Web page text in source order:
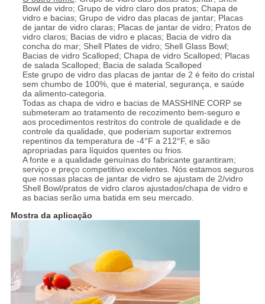
Bowl de vidro; Grupo de vidro claro dos pratos; Chapa de
vidro e bacias; Grupo de vidro das placas de jantar; Placas
de jantar de vidro claras; Placas de jantar de vidro; Pratos de
vidro claros; Bacias de vidro e placas; Bacia de vidro da
concha do mar; Shell Plates de vidro; Shell Glass Bowl;
Bacias de vidro Scalloped; Chapa de vidro Scalloped; Placas
de salada Scalloped; Bacia de salada Scalloped
Este grupo de vidro das placas de jantar de 2 é feito do cristal
sem chumbo de 100%, que é material, segurança, e saúde
da alimento-categoria.
Todas as chapa de vidro e bacias de MASSHINE CORP se
submeteram ao tratamento de recozimento bem-seguro e
aos procedimentos restritos do controle de qualidade e de
controle da qualidade, que poderiam suportar extremos
repentinos da temperatura de -4°F a 212°F, e são
apropriadas para líquidos quentes ou frios.
A fonte e a qualidade genuínas do fabricante garantiram;
serviço e preço competitivo excelentes. Nós estamos seguros
que nossas placas de jantar de vidro se ajustam de 2/vidro
Shell Bowl/pratos de vidro claros ajustados/chapa de vidro e
as bacias serão uma batida em seu mercado.
Mostra da aplicação